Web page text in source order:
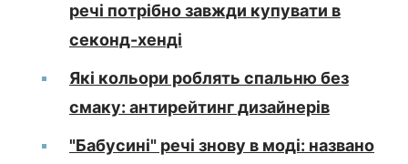
речі потрібно завжди купувати в
секонд-хенді
Які кольори роблять спальню без
смаку: антирейтинг дизайнерів
"Бабусині" речі знову в моді: названо